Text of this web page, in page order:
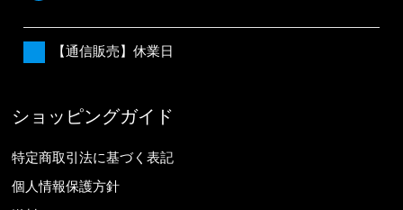
【通信販売】休業日
ショッピングガイド
特定商取引法に基づく表記
個人情報保護方針